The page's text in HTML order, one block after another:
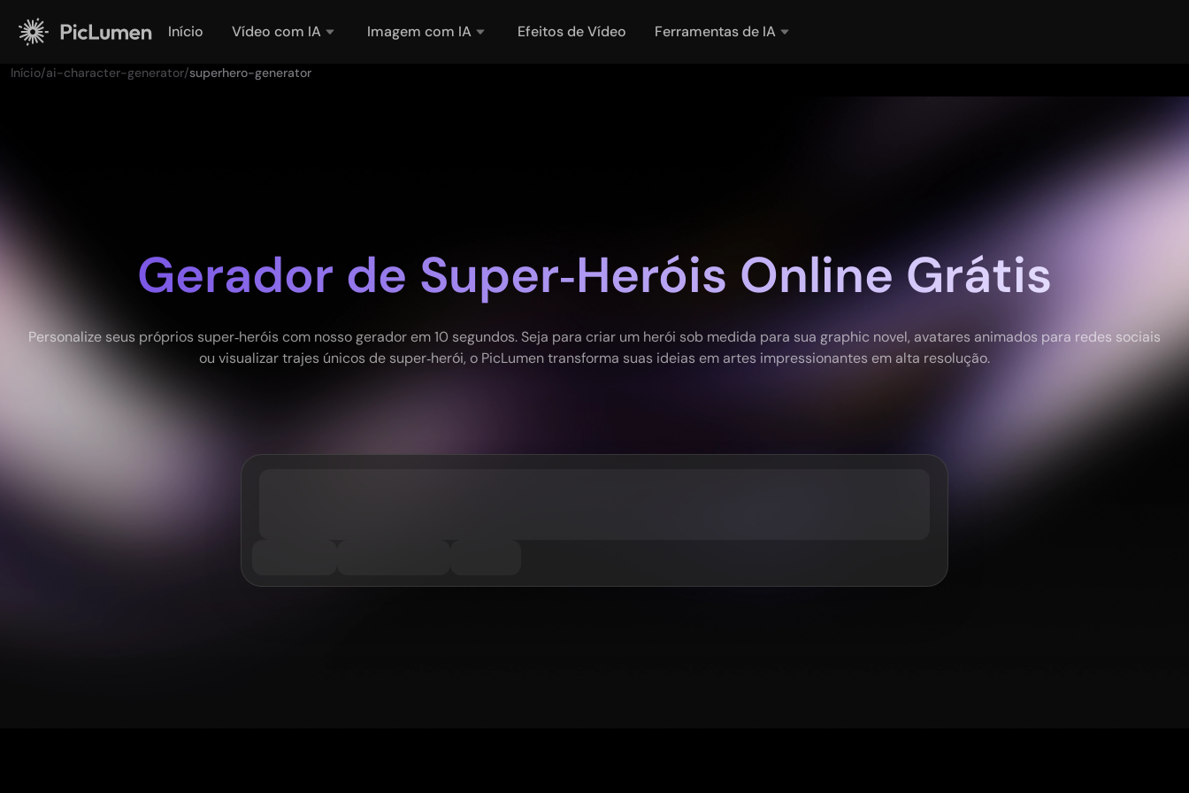
Início Vídeo com IA Imagem com IA Efeitos de Vídeo Ferramentas de IA
Início/ai-character-generator/superhero-generator
Gerador de Super‑Heróis Online Grátis
Personalize seus próprios super‑heróis com nosso gerador em 10 segundos. Seja para criar um herói sob medida para sua graphic novel, avatares animados para redes sociais
ou visualizar trajes únicos de super‑herói, o PicLumen transforma suas ideias em artes impressionantes em alta resolução.